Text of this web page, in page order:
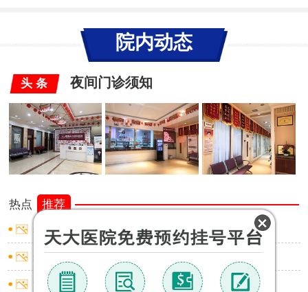
院内动态
头 条 夜间门诊须知
热点
推荐
睾丸炎怎样止痛
睾丸炎怎样止痛
龟头炎红点不痛不痒